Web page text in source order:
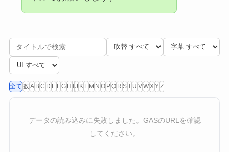
全て 数 A BC D E FG H IJ K L M N O PQ R ST U VWXYZ
データの読み込みに失敗しました。GASのURLを確認
してください。